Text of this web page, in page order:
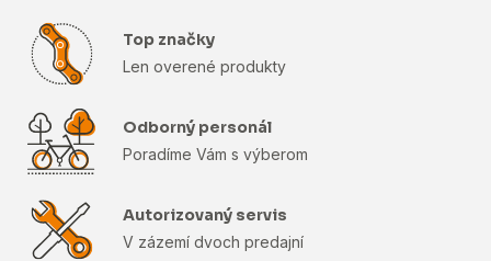
Top značky
Len overené produkty
Odborný personál
Poradíme Vám s výberom
Autorizovaný servis
V zázemí dvoch predajní